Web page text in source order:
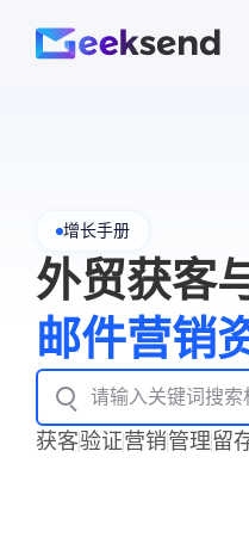
增长手册
外贸获客
邮件营销
获客验证营销管理留